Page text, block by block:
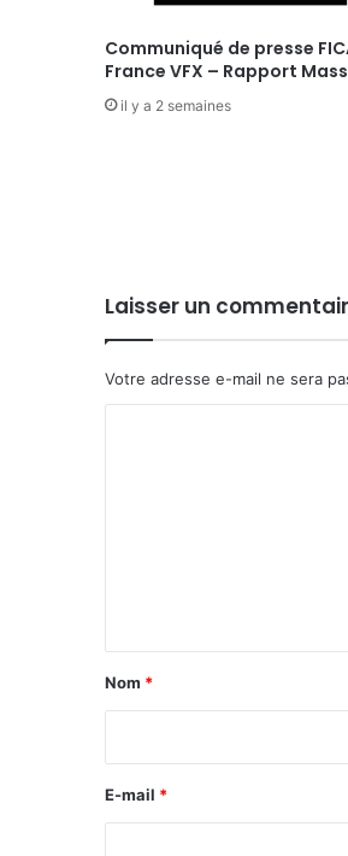
Communiqué de presse
France VFX – Rapport
il y a 2 semaines
Laisser un
Votre adresse e-mail ne sera
a
i
e
*
Nom *
E-mail *